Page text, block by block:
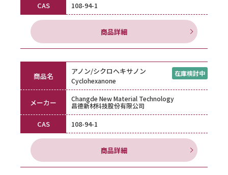
CAS 108-94-1
商品詳細
商品名 アノン/シクロヘキサノン
Cyclohexanone
メーカー
Changde New Material Technology
昌德新材科技股份有限公司
CAS 108-94-1
商品詳細